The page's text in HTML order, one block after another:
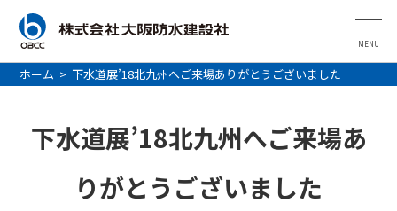
MENU
ホーム > 下水道展’18北九州へご来場ありがとうございました
下水道展’18北九州へご来場あ
りがとうございました